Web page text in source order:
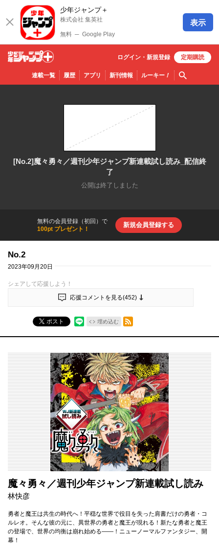
少年ジャンプ＋
株式会社 集英社
無料 ─ Google Play
表示
少年ジ
ャンプ
連載一覧 履歴 アプリ 新刊情報 ルーキー！ 検索
ログイン・ 新規登録 定期購読
[No.2]魔々勇々／週刊少年ジャンプ新連載試し読み_配信終
了
公開は終了しました
無料の会員登録（初回）で
100pt プレゼント！
新規会員登録する
No.2
2023年09月20日
シェアして応援しよう！
応援コメントを見る(452)
ポスト 埋め込む
RSSフィード
魔々勇々／週刊少年ジャンプ新連載試し読み
林快彦
勇者と魔王は共生の時代へ！平穏な世界で役目を失った肩書だけの勇者・コ
ルレオ。そんな彼の元に、異世界の勇者と魔王が現れる！新たな勇者と魔王
の登場で、世界の均衡は崩れ始める――！ニューノーマルファンタジー、開
幕！